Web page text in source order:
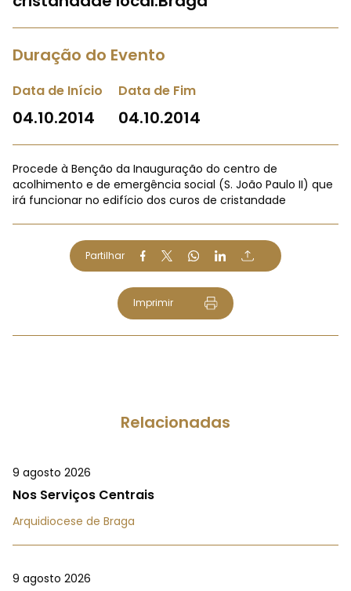
Duração do Evento
Data de Início
04.10.2014
Data de Fim
04.10.2014
Procede à Benção da Inauguração do centro de
acolhimento e de emergência social (S. João Paulo II) que
irá funcionar no edifício dos curos de cristandade
Partilhar
Imprimir
Relacionadas
9 agosto 2026
Nos Serviços Centrais
Arquidiocese de Braga
9 agosto 2026